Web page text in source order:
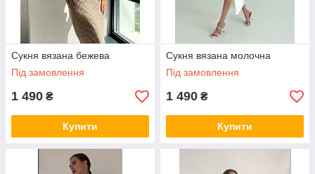
Сукня вязана бежева
Під замовлення
1 490 ₴
Купити
Сукня вязана молочна
Під замовлення
1 490 ₴
Купити